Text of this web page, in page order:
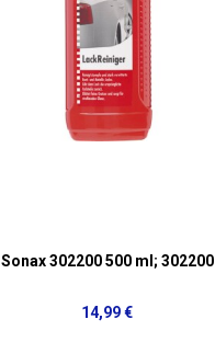
Sonax 302200 500 ml; 302200
14,99 €